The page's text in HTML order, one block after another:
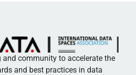
and community to accelerate the
and best practices in data